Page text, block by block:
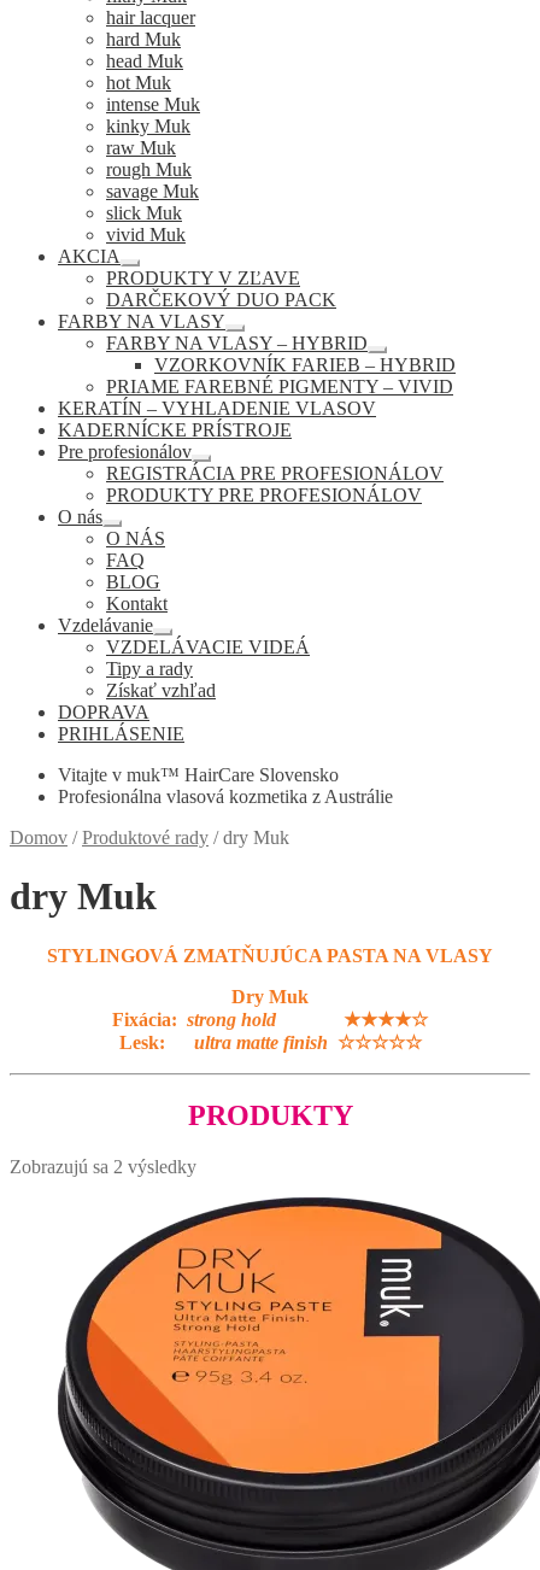
hair lacquer
hard Muk
head Muk
hot Muk
intense Muk
kinky Muk
raw Muk
rough Muk
savage Muk
slick Muk
vivid Muk
AKCIA
Rozbaliť
podradené
menu
PRODUKTY V ZĽAVE
DARČEKOVÝ DUO PACK
FARBY NA VLASY
Rozbaliť
podradené
menu
FARBY NA VLASY – HYBRID
Rozbaliť
podradené
menu
VZORKOVNÍK FARIEB – HYBRID
PRIAME FAREBNÉ PIGMENTY – VIVID
KERATÍN – VYHLADENIE VLASOV
KADERNÍCKE PRÍSTROJE
Pre profesionálov
Rozbaliť
podradené
menu
REGISTRÁCIA PRE PROFESIONÁLOV
PRODUKTY PRE PROFESIONÁLOV
O nás
Rozbaliť
podradené
menu
O NÁS
FAQ
BLOG
Kontakt
Vzdelávanie
Rozbaliť
podradené
menu
VZDELÁVACIE VIDEÁ
Tipy a rady
Získať vzhľad
DOPRAVA
PRIHLÁSENIE
Vitajte v muk™ HairCare Slovensko
Profesionálna vlasová kozmetika z Austrálie
Domov /Produktové rady /dry Muk
dry Muk
STYLINGOVÁ ZMATŇUJÚCA PASTA NA VLASY
Dry Muk
Fixácia: strong hold★★★★☆
Lesk: ultra matte finish ☆☆☆☆☆
PRODUKTY
Zobrazujú sa 2 výsledky